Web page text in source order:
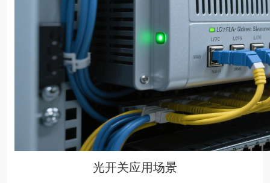
光开关应用场景